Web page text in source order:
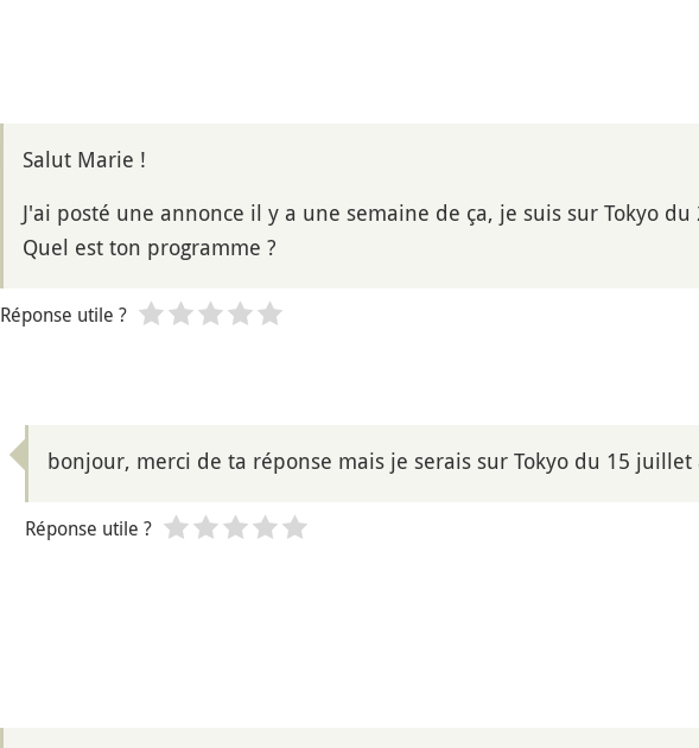
Salut Marie !
J'ai posté une annonce il y a une semaine de ça, je suis sur Tokyo
Quel est ton programme ?
Réponse utile ?
bonjour, merci de ta réponse mais je serais sur Tokyo du 15 juillet
Réponse utile ?